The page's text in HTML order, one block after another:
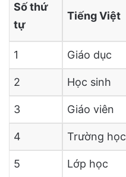
Số thứ
tự
Tiếng Việt
1 Giáo dục
2 Học sinh
3 Giáo viên
4 Trường học
5 Lớp học